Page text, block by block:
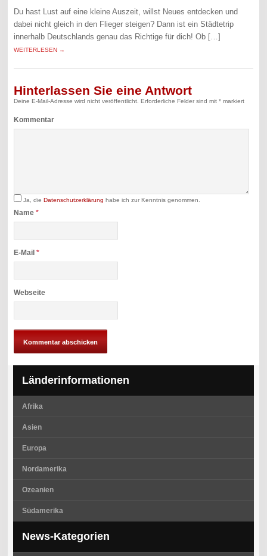
Du hast Lust auf eine kleine Auszeit, willst Neues entdecken und
dabei nicht gleich in den Flieger steigen? Dann ist ein Städtetrip
innerhalb Deutschlands genau das Richtige für dich! Ob […]
WEITERLESEN →
Hinterlassen Sie eine Antwort
Deine E-Mail-Adresse wird nicht veröffentlicht. Erforderliche Felder sind mit* markiert
Kommentar
Ja, dieDatenschutzerklärung habe ich zur Kenntnis genommen.
Name*
E-Mail*
Webseite
Länderinformationen
Afrika
Asien
Europa
Nordamerika
Ozeanien
Südamerika
News-Kategorien